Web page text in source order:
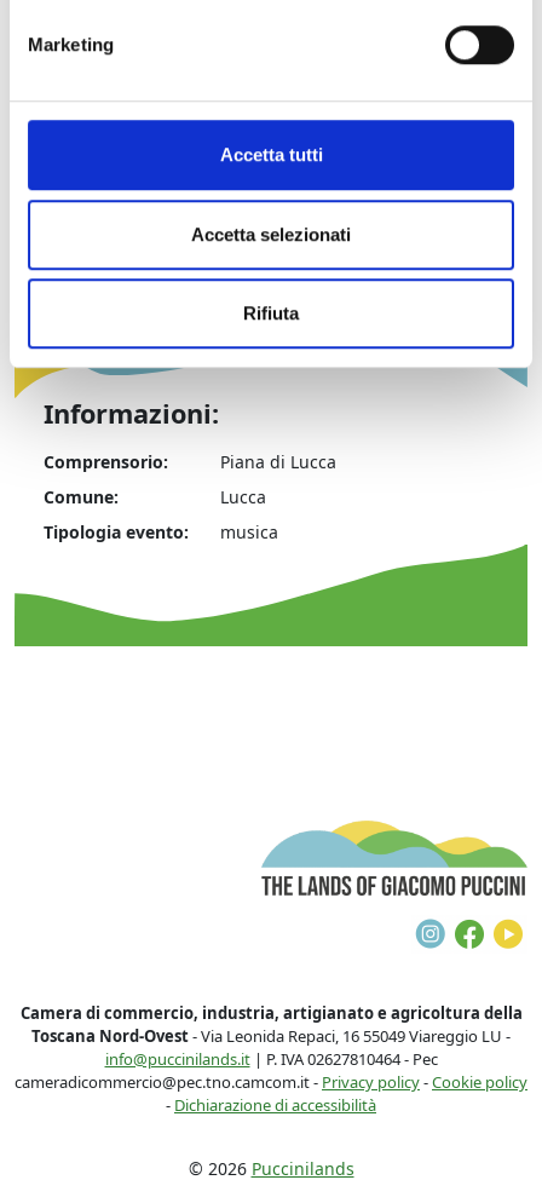
Marketing
Accetta tutti
Accetta selezionati
Rifiuta
I CONCERTI DEGLI ANGELI CUSTODI
Lucca, Oratorio degli Angeli Custodi
6 settembre / 2 ottobre 2016
Biglietti da € 5,00 a € 15,00
Informazioni:
Comprensorio:
Piana di Lucca
Comune:
Lucca
Tipologia evento:
musica
Camera di commercio, industria, artigianato e agricoltura della
Toscana Nord-Ovest- Via Leonida Repaci, 16 55049 Viareggio LU -
info@puccinilands.it| P. IVA 02627810464 - Pec
cameradicommercio@pec.tno.camcom.it - Privacy policy-Cookie policy
- Dichiarazione di accessibilità
© 2026 Puccinilands